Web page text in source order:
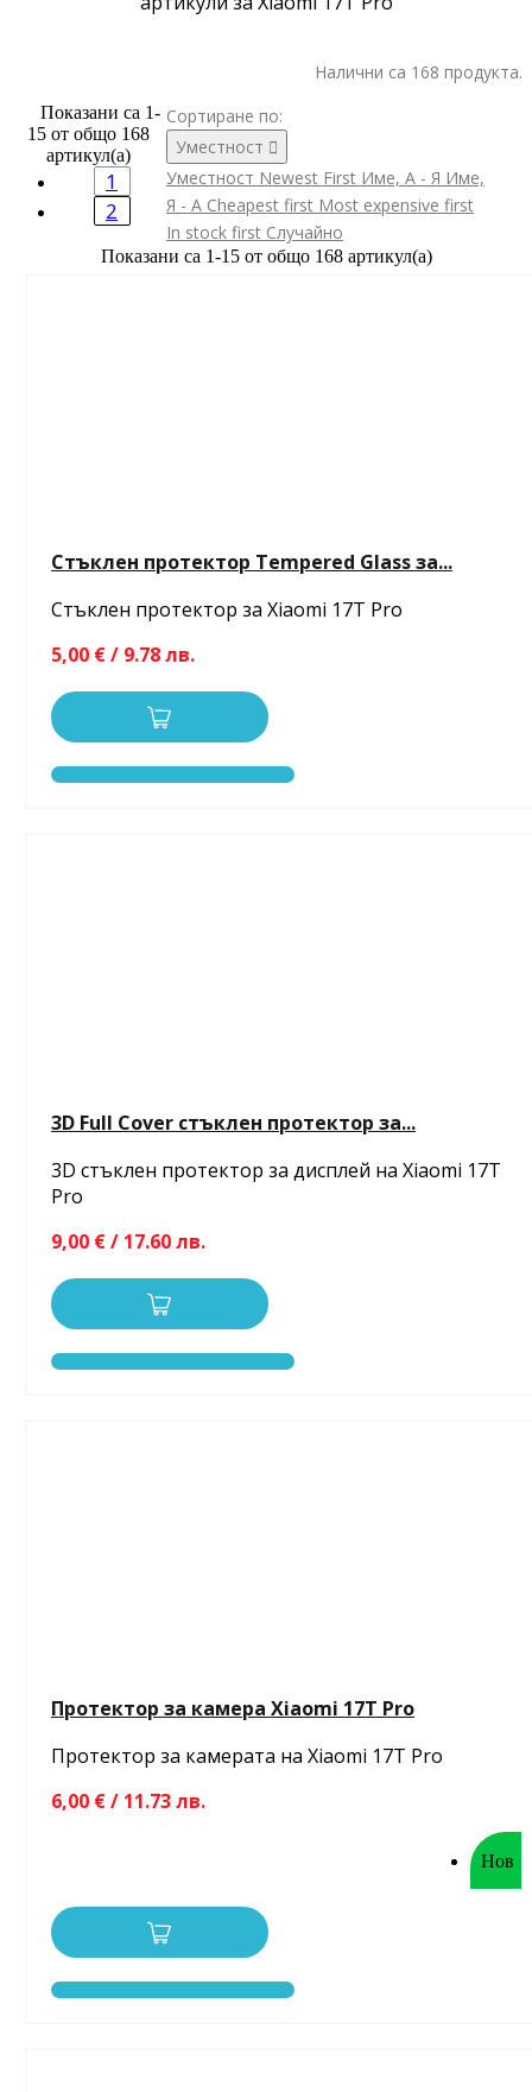
Налични са 168 продукта.
Сортиране по:
Уместност 
Уместност Newest First Име, А - Я Име,
Я - А Cheapest first Most expensive first
In stock first Случайно
Показани са 1-15 от общо 168 артикул(а)
Стъклен протектор Tempered Glass за...
Стъклен протектор за Xiaomi 17T Pro
5,00 € / 9.78 лв.
3D Full Cover стъклен протектор за...
3D стъклен протектор за дисплей на Xiaomi 17T
Pro
9,00 € / 17.60 лв.
Протектор за камера Xiaomi 17T Pro
Протектор за камерата на Xiaomi 17T Pro
6,00 € / 11.73 лв.
Нов
Показани са 1-
15 от общо 168
артикул(а)
1
2